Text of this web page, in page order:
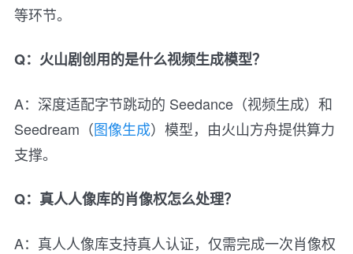
等环节。
Q：火山剧创用的是什么视频生成模型？
A：深度适配字节跳动的 Seedance（视频生成）和
Seedream（图像生成）模型，由火山方舟提供算力
支撑。
Q：真人人像库的肖像权怎么处理？
A：真人人像库支持真人认证，仅需完成一次肖像权